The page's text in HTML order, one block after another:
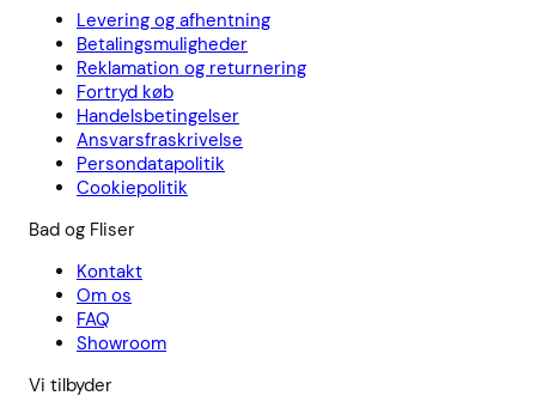
Levering og afhentning
Betalingsmuligheder
Reklamation og returnering
Fortryd køb
Handelsbetingelser
Ansvarsfraskrivelse
Persondatapolitik
Cookiepolitik
Bad og Fliser
Kontakt
Om os
FAQ
Showroom
Vi tilbyder